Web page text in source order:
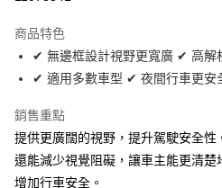
Apple Pay
街口支付
悠遊付
全盈+PAY
AFTEE先享後付
商品特色
✔ 無邊框設計視野更寬廣 ✔ 高解
✔ 適用多數車型 ✔ 夜間行車更安
銷售重點
提供更廣闊的視野，提升駕駛安全性
還能減少視覺阻礙，讓車主能更清楚
增加行車安全。